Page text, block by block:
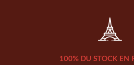
100% DU STOCK EN